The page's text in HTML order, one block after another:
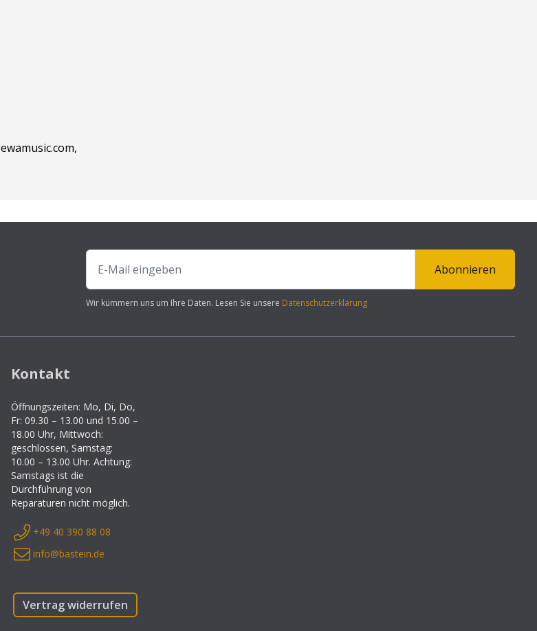
Abonnieren
Wir kümmern uns um Ihre Daten. Lesen Sie unsere Datenschutzerklärung
Kontakt
Öffnungszeiten: Mo, Di, Do,
Fr: 09.30 – 13.00 und 15.00 –
18.00 Uhr, Mittwoch:
geschlossen, Samstag:
10.00 – 13.00 Uhr. Achtung:
Samstags ist die
Durchführung von
Reparaturen nicht möglich.
+49 40 390 88 08
info@bastein.de
Vertrag widerrufen